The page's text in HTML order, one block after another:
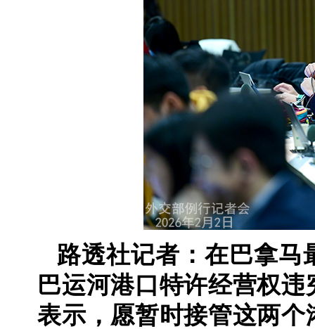
路透社记者：在巴拿马
巴运河港口特许经营权
表示，愿暂时接管这两